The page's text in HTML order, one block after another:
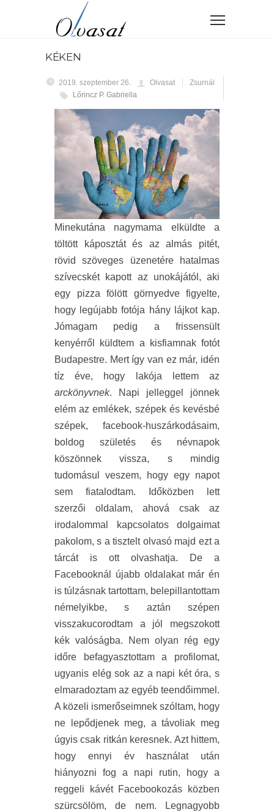
KÉKEN
2019. szeptember 26. Olvasat
Zsurnál
Lőrincz P. Gabriella
Minekutána nagymama elküldte a
töltött káposztát és az almás pitét,
rövid szöveges üzenetére hatalmas
szívecskét kapott az unokájától, aki
egy pizza fölött görnyedve figyelte,
hogy legújabb fotója hány lájkot kap.
Jómagam pedig a frissensült
kenyérről küldtem a kisfiamnak fotót
Budapestre. Mert így van ez már, idén
tíz éve, hogy lakója lettem az
arckönyvnek. Napi jelleggel jönnek
elém az emlékek, szépek és kevésbé
szépek, facebook-huszárkodásaim,
boldog születés és névnapok
köszönnek vissza, s mindig
tudomásul veszem, hogy egy napot
sem fiatalodtam. Időközben lett
szerzői oldalam, ahová csak az
irodalommal kapcsolatos dolgaimat
pakolom, s a tisztelt olvasó majd ezt a
tárcát is ott olvashatja. De a
Facebooknál újabb oldalakat már én
is túlzásnak tartottam, belepillantottam
némelyikbe, s aztán szépen
visszakucorodtam a jól megszokott
kék valóságba. Nem olyan rég egy
időre befagyasztottam a profilomat,
ugyanis elég sok az a napi két óra, s
elmaradoztam az egyéb teendőimmel.
A közeli ismerőseimnek szóltam, hogy
ne lepődjenek meg, a távoliak meg
úgyis csak ritkán keresnek. Azt hittem,
hogy ennyi év használat után
hiányozni fog a napi rutin, hogy a
reggeli kávét Facebookozás közben
szürcsölöm, de nem. Legnagyobb